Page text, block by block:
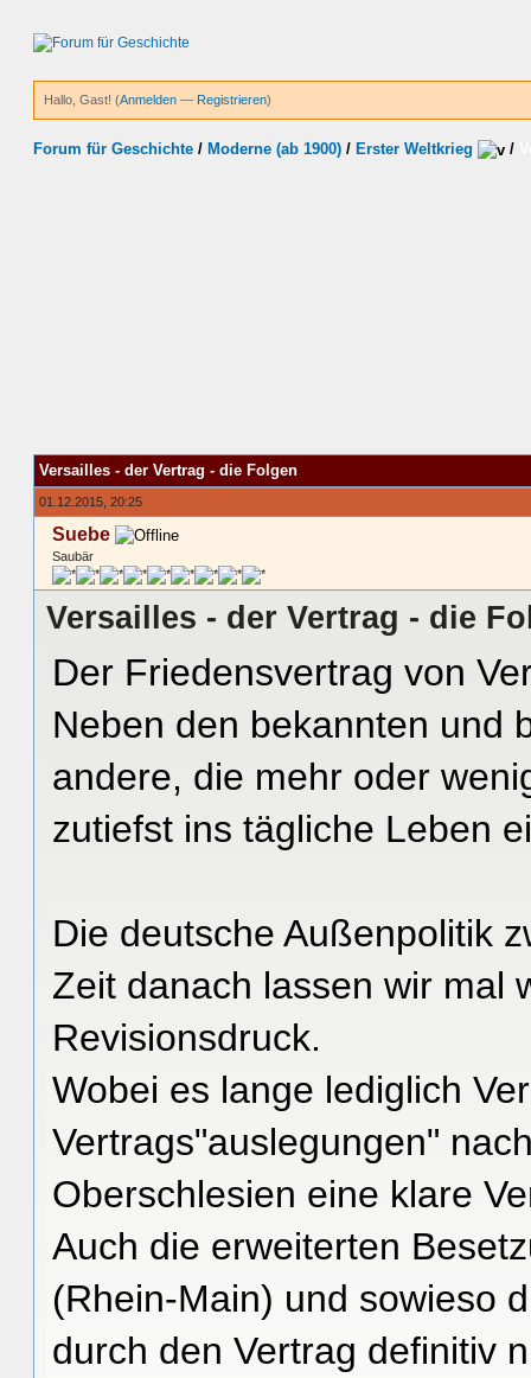
Hallo, Gast! (Anmelden — Registrieren)
Forum für Geschichte / Moderne (ab 1900) / Erster Weltkrieg /
Versailles - der Vertrag - die Folgen
01.12.2015, 20:25
Suebe
Saubär
Versailles - der Vertrag - die
Der Friedensvertrag von
Neben den bekannten und
andere, die mehr oder
zutiefst ins tägliche Leben
Die deutsche Außenpolitik
Zeit danach lassen wir mal
Revisionsdruck.
Wobei es lange lediglich
Vertrags"auslegungen"
Oberschlesien eine klare
Auch die erweiterten
(Rhein-Main) und sowieso
durch den Vertrag definitiv